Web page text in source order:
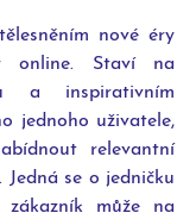
nové éry
online. Staví na
a inspirativním
jednoho uživatele,
relevantní
se o jedničku
může na